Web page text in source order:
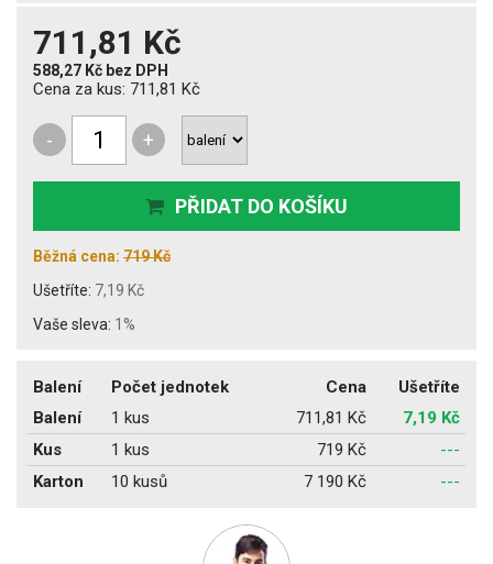
711,81 Kč
588,27 Kč bez DPH
Cena za kus: 711,81 Kč
- +
PŘIDAT DO KOŠÍKU
Běžná cena: 719 Kč
Ušetříte: 7,19 Kč
Vaše sleva: 1%
Balení Počet jednotek Cena
Ušetříte
Balení
1 kus 711,81 Kč
7,19 Kč
Kus
1 kus 719 Kč
---
Karton
10 kusů 7 190 Kč ---